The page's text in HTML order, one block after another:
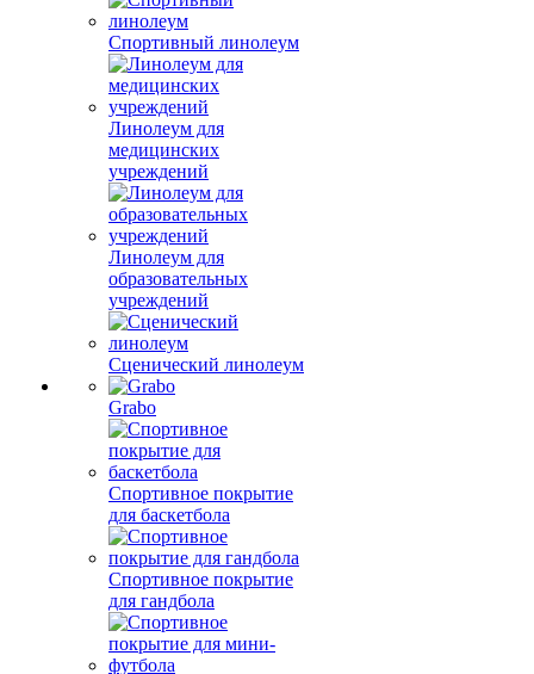
Спортивный линолеум
Линолеум для
медицинских
учреждений
Линолеум для
образовательных
учреждений
Сценический линолеум
Grabo
Спортивное покрытие
для баскетбола
Спортивное покрытие
для гандбола